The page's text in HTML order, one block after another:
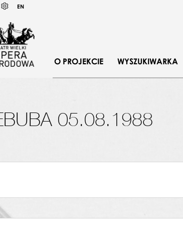
język
EN
O PROJEKCIE WYSZUKIWARKA
05.08.1988